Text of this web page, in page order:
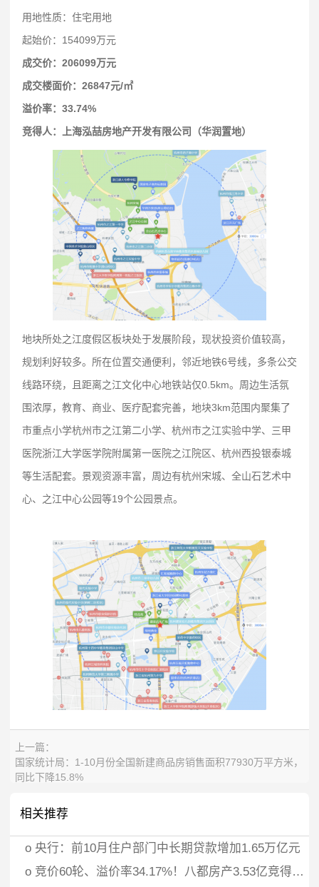
用地性质：住宅用地
起始价：154099万元
成交价：206099万元
成交楼面价：26847元/㎡
溢价率：33.74%
竞得人：上海泓喆房地产开发有限公司（华润置地）
地块所处之江度假区板块处于发展阶段，现状投资价值较高，
规划利好较多。所在位置交通便利，邻近地铁6号线，多条公交
线路环绕，且距离之江文化中心地铁站仅0.5km。周边生活氛
围浓厚，教育、商业、医疗配套完善，地块3km范围内聚集了
市重点小学杭州市之江第二小学、杭州市之江实验中学、三甲
医院浙江大学医学院附属第一医院之江院区、杭州西投银泰城
等生活配套。景观资源丰富，周边有杭州宋城、全山石艺术中
心、之江中心公园等19个公园景点。
上一篇：
国家统计局：1-10月份全国新建商品房销售面积77930万平方米，
同比下降15.8%
相关推荐
o 央行：前10月住户部门中长期贷款增加1.65万亿元
o 竞价60轮、溢价率34.17%！八都房产3.53亿竞得义乌江东街道宅地